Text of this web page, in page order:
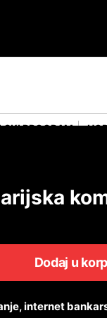
PROGRAM
Dodaj u
internet